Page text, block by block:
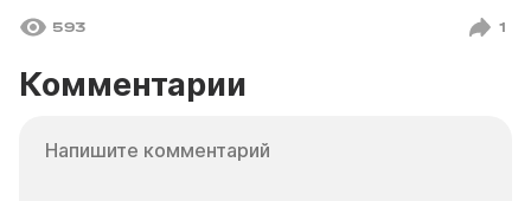
593 1
Комментарии